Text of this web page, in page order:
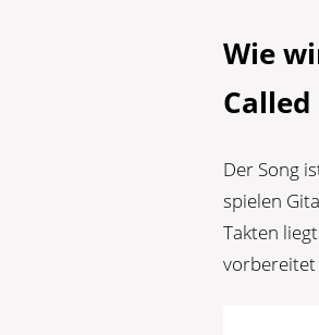
Wie
Der Song
spielen
Takten
vorbereitet